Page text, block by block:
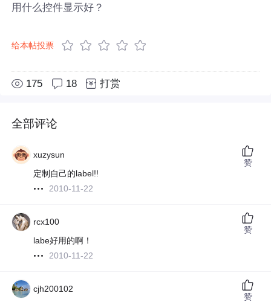
用什么控件显示好？
给本帖投票
175 18 打赏
全部评论
xuzysun
定制自己的label!!
2010-11-22
赞
rcx100
labe好用的啊！
2010-11-22
赞
cjh200102
赞